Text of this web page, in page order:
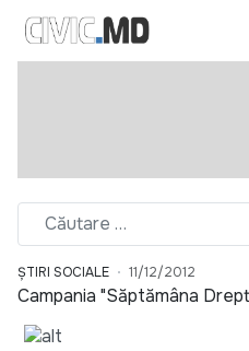
ȘTIRI SOCIALE 11/12/2012
Campania "Săptămâna